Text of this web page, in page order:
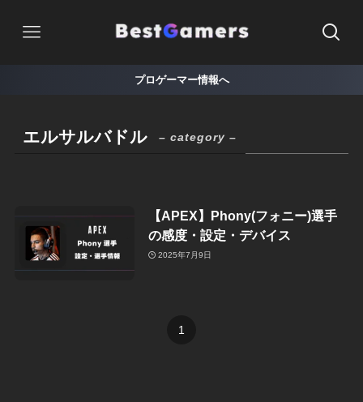
プロゲーマー情報へ
エルサルバドル – category –
【APEX】Phony(フォニー)選手
の感度・設定・デバイス
2025年7月9日
1